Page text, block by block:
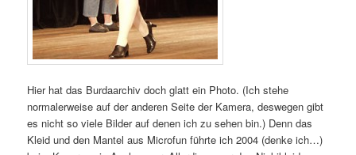
Hier hat das Burdaarchiv doch glatt ein Photo. (Ich stehe
normalerweise auf der anderen Seite der Kamera, deswegen gibt
es nicht so viele Bilder auf denen ich zu sehen bin.) Denn das
Kleid und den Mantel aus Microfun führte ich 2004 (denke ich…)